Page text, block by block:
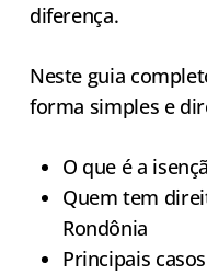
diferença.
Neste guia
forma simples e
O que é a
Quem tem
Rondônia
Principais